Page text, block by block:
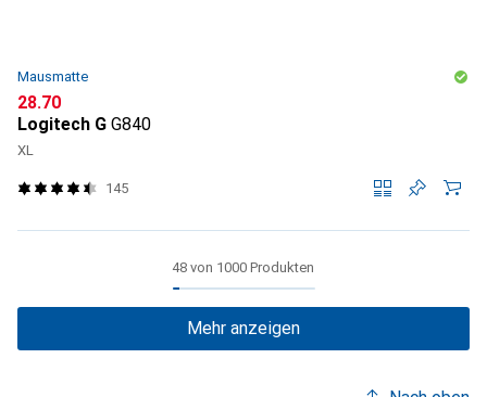
Mausmatte
CHF
28.70
Logitech G G840
XL
145
48 von 1000 Produkten
Mehr anzeigen